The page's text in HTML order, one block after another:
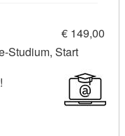
€ 149,00
Studium, Start